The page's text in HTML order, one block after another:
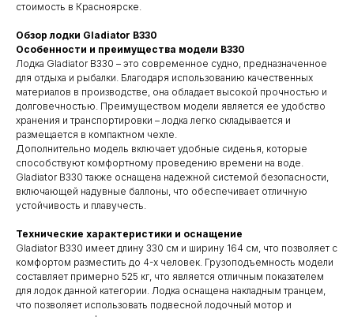
стоимость в Красноярске.
Обзор лодки Gladiator B330
Особенности и преимущества модели B330
Лодка Gladiator B330 – это современное судно, предназначенное
для отдыха и рыбалки. Благодаря использованию качественных
материалов в производстве, она обладает высокой прочностью и
долговечностью. Преимуществом модели является ее удобство
хранения и транспортировки – лодка легко складывается и
размещается в компактном чехле.
Дополнительно модель включает удобные сиденья, которые
способствуют комфортному проведению времени на воде.
Gladiator B330 также оснащена надежной системой безопасности,
включающей надувные баллоны, что обеспечивает отличную
устойчивость и плавучесть.
Технические характеристики и оснащение
Gladiator B330 имеет длину 330 см и ширину 164 см, что позволяет с
комфортом разместить до 4-х человек. Грузоподъемность модели
составляет примерно 525 кг, что является отличным показателем
для лодок данной категории. Лодка оснащена накладным транцем,
что позволяет использовать подвесной лодочный мотор и